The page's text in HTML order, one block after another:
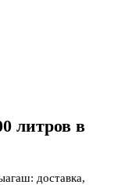
литров в
доставка,